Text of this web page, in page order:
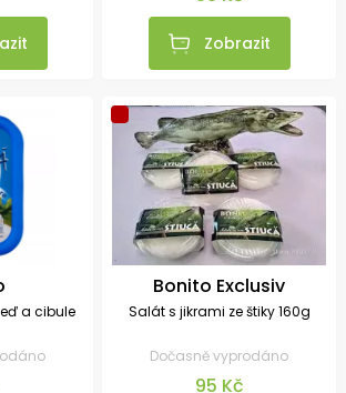
Zobrazit
a cibule
Bonito Exclusiv
Salát s jikrami ze štiky 160g
Dočasně vyprodáno
95 Kč